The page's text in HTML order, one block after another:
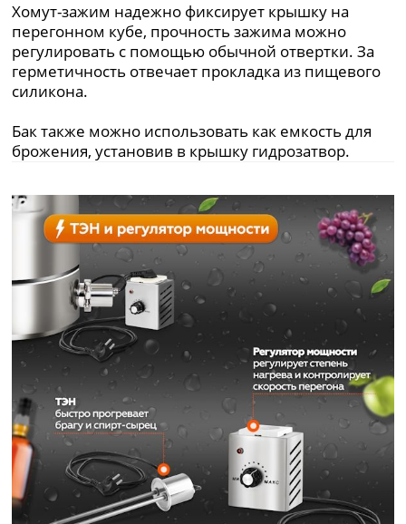
Хомут-зажим надежно фиксирует крышку на
перегонном кубе, прочность зажима можно
регулировать с помощью обычной отвертки. За
герметичность отвечает прокладка из пищевого
силикона.
Бак также можно использовать как емкость для
брожения, установив в крышку гидрозатвор.